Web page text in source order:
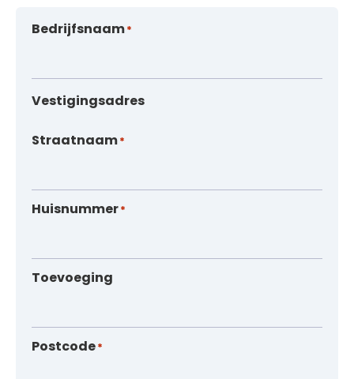
Bedrijfsnaam*
Vestigingsadres
Straatnaam*
Huisnummer*
Toevoeging
Postcode*